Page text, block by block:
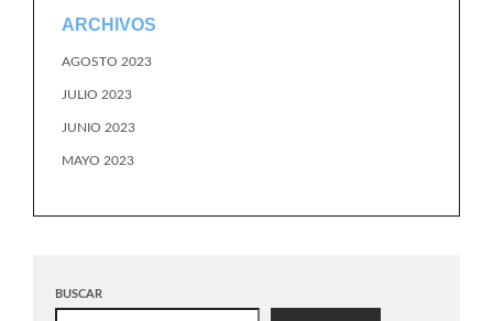
ARCHIVOS
AGOSTO 2023
JULIO 2023
JUNIO 2023
MAYO 2023
BUSCAR